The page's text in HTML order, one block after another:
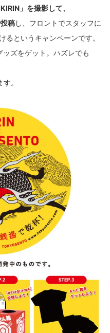
KIRIN」を撮影して、
稿し、フロントでスタッフに
るというキャンペーンです。
ズをゲット。ハズレでも
。